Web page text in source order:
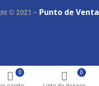
0
0
© 2021 – Punto de Venta